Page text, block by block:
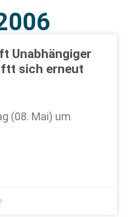
Unabhängiger
sich erneut
(08. Mai) um